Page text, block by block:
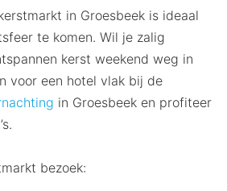
in Groesbeek is ideaal
te komen. Wil je zalig
kerst weekend weg in
voor een hotel vlak bij de
in Groesbeek en profiteer
bezoek: